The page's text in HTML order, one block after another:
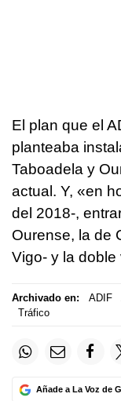
El plan que el
planteaba
Taboadela y
actual. Y, «en
del 2018-,
Ourense, la de
Vigo- y la doble
Archivado en: ADIF
Tráfico
Añade a La Voz de